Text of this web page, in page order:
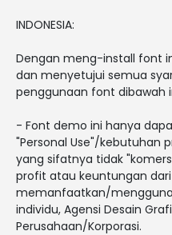
INDONESIA:
Dengan meng-install font
dan menyetujui semua
penggunaan font dibawah
- Font demo ini hanya
"Personal Use"/kebutuhan
yang sifatnya tidak
profit atau keuntungan dari
memanfaatkan/
individu, Agensi Desain
Perusahaan/Korporasi.